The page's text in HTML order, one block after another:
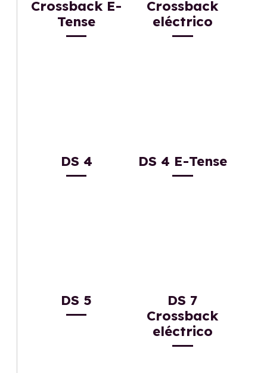
Crossback E-
Tense
Crossback
eléctrico
DS 4 DS 4 E-Tense
DS 5
DS 7
Crossback
eléctrico